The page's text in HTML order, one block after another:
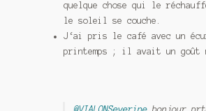
quelque chose qui le
le soleil se couche.
J ‘ai pris le café avec un
printemps ; il avait un goût